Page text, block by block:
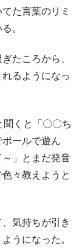
た言葉のリミ
。
たころから、
るようになっ
くと「〇〇ち
ールで遊ん
」とまだ発音
々教えようと
気持ちが引き
うになった。